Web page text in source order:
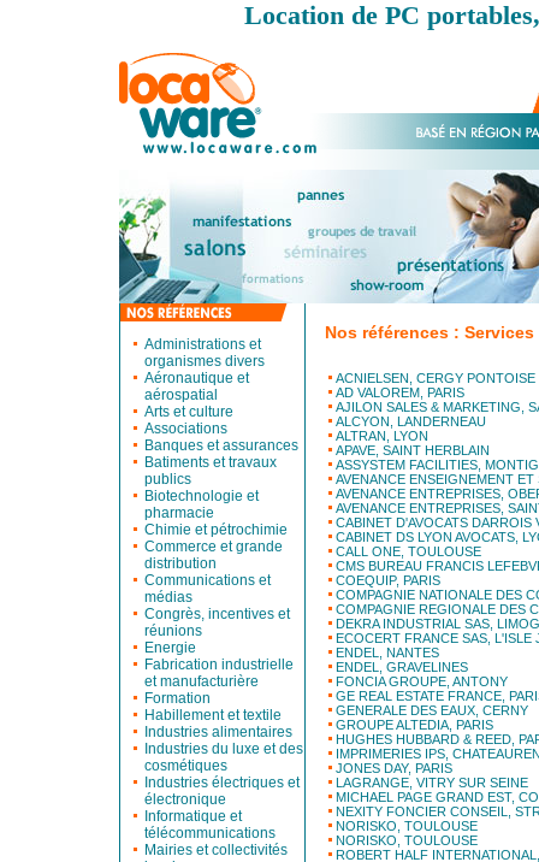
Location de PC
Administrations et
organismes divers
Aéronautique et
aérospatial
Arts et culture
Associations
Banques et assurances
Batiments et travaux
publics
Biotechnologie et
pharmacie
Chimie et pétrochimie
Commerce et grande
distribution
Communications et
médias
Congrès, incentives et
réunions
Energie
Fabrication industrielle
et manufacturière
Formation
Habillement et textile
Industries alimentaires
Industries du luxe et des
cosmétiques
Industries électriques et
électronique
Informatique et
télécommunications
Mairies et collectivités
Nos références :
ACNIELSEN, CERGY PONTOISE
AD VALOREM, PARIS
AJILON SALES & MARKETING,
ALCYON, LANDERNEAU
ALTRAN, LYON
APAVE, SAINT HERBLAIN
ASSYSTEM FACILITIES,
AVENANCE ENSEIGNEMENT ET
AVENANCE ENTREPRISES,
AVENANCE ENTREPRISES,
CABINET D'AVOCATS DARROIS
CABINET DS LYON AVOCATS,
CALL ONE, TOULOUSE
CMS BUREAU FRANCIS
COEQUIP, PARIS
COMPAGNIE NATIONALE DES
COMPAGNIE REGIONALE DES
DEKRA INDUSTRIAL SAS,
ECOCERT FRANCE SAS, L'ISLE
ENDEL, NANTES
ENDEL, GRAVELINES
FONCIA GROUPE, ANTONY
GE REAL ESTATE FRANCE,
GENERALE DES EAUX, CERNY
GROUPE ALTEDIA, PARIS
HUGHES HUBBARD & REED,
IMPRIMERIES IPS,
JONES DAY, PARIS
LAGRANGE, VITRY SUR SEINE
MICHAEL PAGE GRAND EST,
NEXITY FONCIER CONSEIL,
NORISKO, TOULOUSE
NORISKO, TOULOUSE
ROBERT HALF